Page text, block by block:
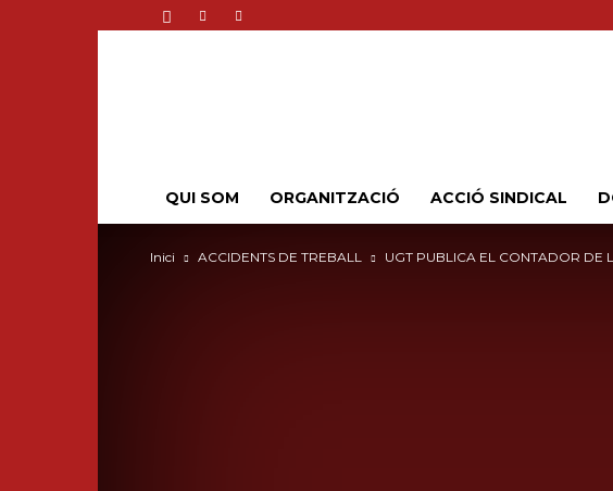
QUI SOM ORGANITZACIÓ ACCIÓ SINDICAL
Inici ACCIDENTS DE TREBALL UGT PUBLICA EL CONTADOR DE